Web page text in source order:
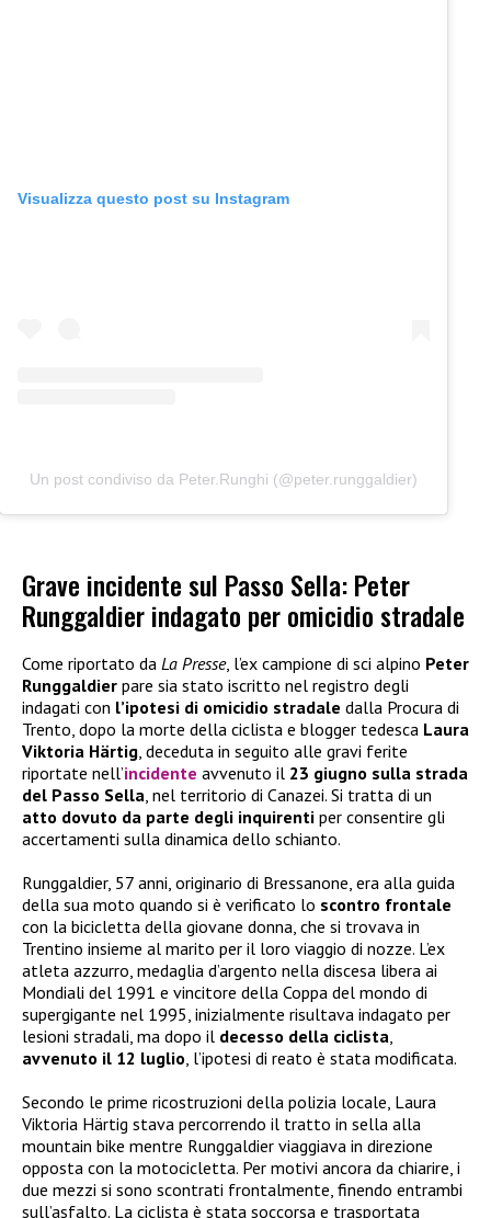
Visualizza questo post su Instagram
Un post condiviso da Peter.Runghi (@peter.runggaldier)
Grave incidente sul Passo Sella: Peter
Runggaldier indagato per omicidio stradale
Come riportato da La Presse, l’ex campione di sci alpino Peter
Runggaldier pare sia stato iscritto nel registro degli
indagati con l’ipotesi di omicidio stradale dalla Procura di
Trento, dopo la morte della ciclista e blogger tedesca Laura
Viktoria Härtig, deceduta in seguito alle gravi ferite
riportate nell’incidente avvenuto il 23 giugno sulla strada
del Passo Sella, nel territorio di Canazei. Si tratta di un
atto dovuto da parte degli inquirenti per consentire gli
accertamenti sulla dinamica dello schianto.
Runggaldier, 57 anni, originario di Bressanone, era alla guida
della sua moto quando si è verificato lo scontro frontale
con la bicicletta della giovane donna, che si trovava in
Trentino insieme al marito per il loro viaggio di nozze. L’ex
atleta azzurro, medaglia d’argento nella discesa libera ai
Mondiali del 1991 e vincitore della Coppa del mondo di
supergigante nel 1995, inizialmente risultava indagato per
lesioni stradali, ma dopo il decesso della ciclista,
avvenuto il 12 luglio, l’ipotesi di reato è stata modificata.
Secondo le prime ricostruzioni della polizia locale, Laura
Viktoria Härtig stava percorrendo il tratto in sella alla
mountain bike mentre Runggaldier viaggiava in direzione
opposta con la motocicletta. Per motivi ancora da chiarire, i
due mezzi si sono scontrati frontalmente, finendo entrambi
sull’asfalto. La ciclista è stata soccorsa e trasportata